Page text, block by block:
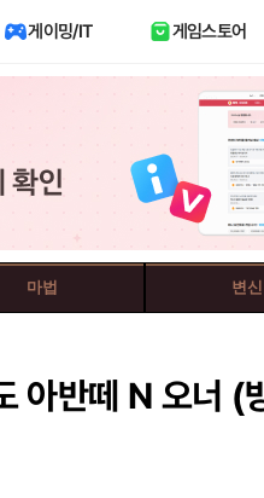
게이밍/IT 게임스토어
마법 변신
아반떼 N 오너 (